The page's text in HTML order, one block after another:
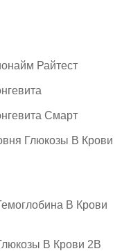
Райтест
Смарт
Глюкозы В Крови
В Крови
В Крови 2B